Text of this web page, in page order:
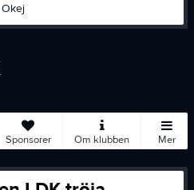
Okej
Sponsorer Om klubben Mer